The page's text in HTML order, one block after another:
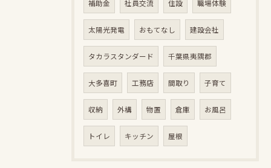
補助金 社員交流 住設 職場体験
太陽光発電 おもてなし 建設会社
タカラスタンダード 千葉県夷隅郡
大多喜町 工務店 間取り 子育て
収納 外構 物置 倉庫 お風呂
トイレ キッチン 屋根